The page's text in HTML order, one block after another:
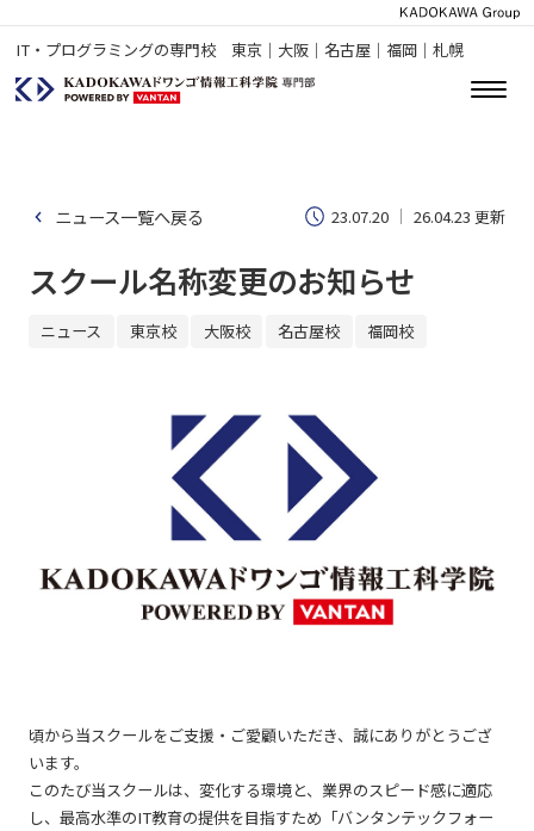
IT・プログラミングの専門校 東京｜大阪｜名古屋｜福岡｜札幌
ニュース一覧へ戻る 23.07.20 26.04.23 更新
スクール名称変更のお知らせ
ニュース 東京校 大阪校 名古屋校 福岡校
頃から当スクールをご支援・ご愛顧いただき、誠にありがとうござ
います。
このたび当スクールは、変化する環境と、業界のスピード感に適応
し、最高水準のIT教育の提供を目指すため「バンタンテックフォー